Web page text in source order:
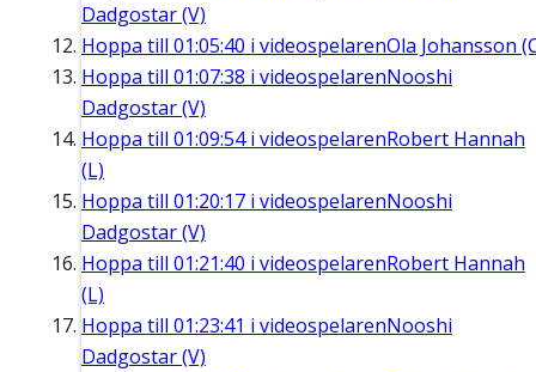
Dadgostar (V)
Hoppa till 01:05:40 i videospelarenOla Johansson
Hoppa till 01:07:38 i videospelarenNooshi
Dadgostar (V)
Hoppa till 01:09:54i videospelarenRobert Hannah
(L)
Hoppa till 01:20:17 i videospelarenNooshi
Dadgostar (V)
Hoppa till 01:21:40 i videospelarenRobert Hannah
(L)
Hoppa till 01:23:41 i videospelarenNooshi
Dadgostar (V)